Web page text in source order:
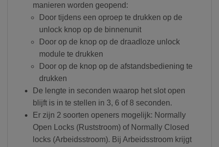
manieren worden geopend:
Door tijdens een oproep te drukken op de
unlock knop op de binnenunit
Door op de knop op de draadloze unlock
module te drukken
Door op de knop op de afstandsbediening te
drukken
De lengte in seconden waarop het slot open
blijft is in te stellen in 3, 6 of 8 seconden.
Er zijn 2 soorten openers mogelijk: Normally
Open Locks (Ruststroom) of Normally Closed
locks (Arbeidsstroom). Bij Arbeidsstroom krijgt